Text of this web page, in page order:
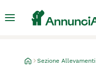
Sezione Allevamenti